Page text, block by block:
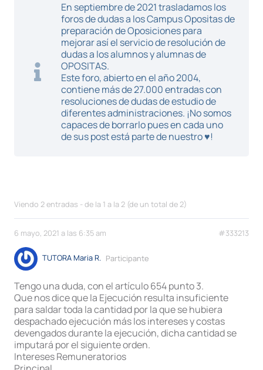
En septiembre de 2021 trasladamos los
foros de dudas a los Campus Opositas de
preparación de Oposiciones para
mejorar así el servicio de resolución de
dudas a los alumnos y alumnas de
OPOSITAS.
Este foro, abierto en el año 2004,
contiene más de 27.000 entradas con
resoluciones de dudas de estudio de
diferentes administraciones. ¡No somos
capaces de borrarlo pues en cada uno
de sus post está parte de nuestro ♥!
Viendo 2 entradas - de la 1 a la 2 (de un total de 2)
6 mayo, 2021 a las 6:35 am #333213
TUTORA Maria R. Participante
Tengo una duda, con el artículo 654 punto 3.
Que nos dice que la Ejecución resulta insuficiente
para saldar toda la cantidad por la que se hubiera
despachado ejecución más los intereses y costas
devengados durante la ejecución, dicha cantidad se
imputará por el siguiente orden.
Intereses Remuneratorios